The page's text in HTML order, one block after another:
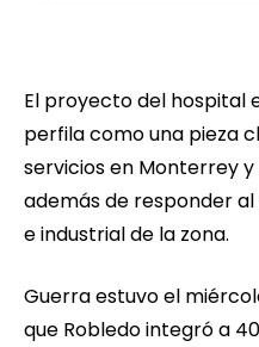
El proyecto del hospital
perfila como una pieza
servicios en Monterrey
además de responder
e industrial de la zona.
Guerra estuvo el
que Robledo integró a